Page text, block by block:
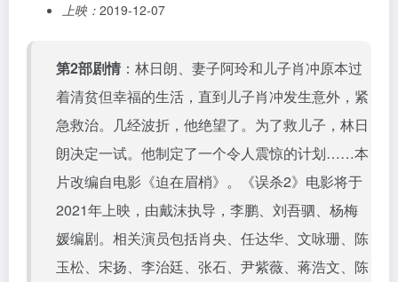
上映： 2019-12-07
第2部剧情 ：林日朗、妻子阿玲和儿子肖冲原本过
着清贫但幸福的生活，直到儿子肖冲发生意外，紧
急救治。几经波折，他绝望了。为了救儿子，林日
朗决定一试。他制定了一个令人震惊的计划……本
片改编自电影《迫在眉梢》。《误杀2》电影将于
2021年上映，由戴沫执导，李鹏、刘吾驷、杨梅
媛编剧。相关演员包括肖央、任达华、文咏珊、陈
玉松、宋扬、李治廷、张石、尹紫薇、蒋浩文、陈